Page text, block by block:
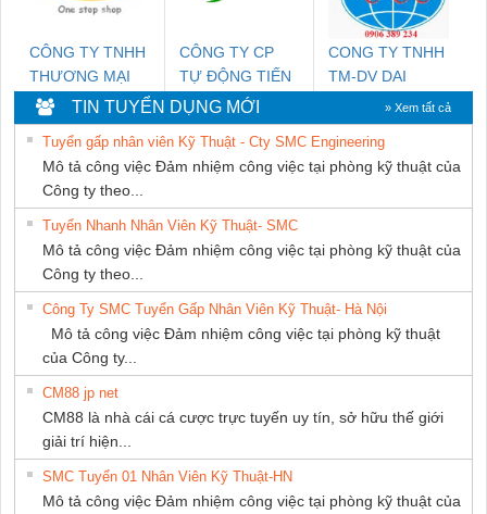
CÔNG TY TNHH
THƯƠNG MẠI
THIÊN ÂN VIỆT
NAM
CÔNG TY CP
TỰ ĐỘNG TIẾN
HƯNG
CONG TY TNHH
TM-DV DAI
DONG THANH
TIN TUYỂN DỤNG MỚI » Xem tất cả
Tuyển gấp nhân viên Kỹ Thuật - Cty SMC Engineering
Mô tả công việc Đảm nhiệm công việc tại phòng kỹ thuật của
Công ty theo...
Tuyển Nhanh Nhân Viên Kỹ Thuật- SMC
Mô tả công việc Đảm nhiệm công việc tại phòng kỹ thuật của
Công ty theo...
Công Ty SMC Tuyển Gấp Nhân Viên Kỹ Thuật- Hà Nội
Mô tả công việc Đảm nhiệm công việc tại phòng kỹ thuật
của Công ty...
CM88 jp net
CM88 là nhà cái cá cược trực tuyến uy tín, sở hữu thế giới
giải trí hiện...
SMC Tuyển 01 Nhân Viên Kỹ Thuật-HN
Mô tả công việc Đảm nhiệm công việc tại phòng kỹ thuật của